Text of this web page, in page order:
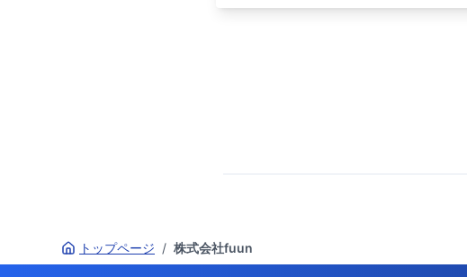
トップページ / 株式会社fuun